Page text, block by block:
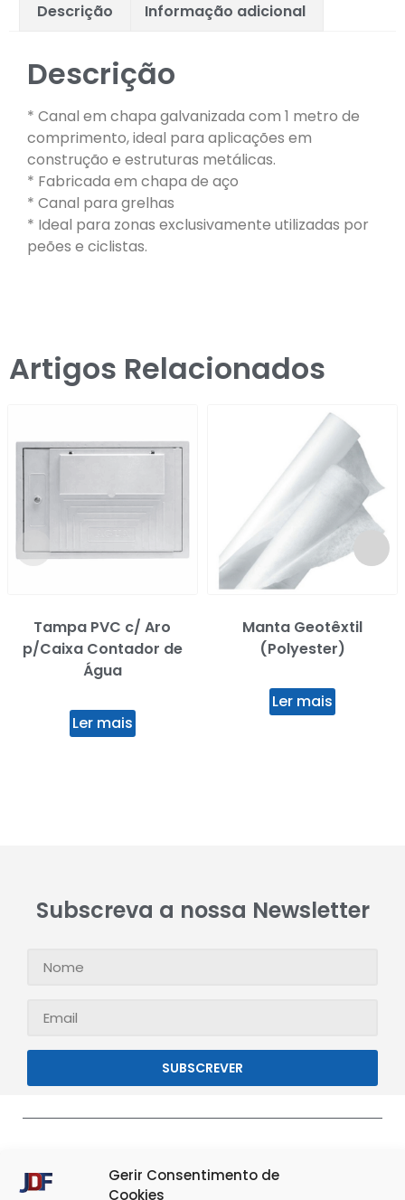
Gerir Consentimento de
Cookies
Descrição Informação adicional
Descrição
* Canal em chapa galvanizada com 1 metro de
comprimento, ideal para aplicações em
construção e estruturas metálicas.
* Fabricada em chapa de aço
* Canal para grelhas
* Ideal para zonas exclusivamente utilizadas por
peões e ciclistas.
Artigos Relacionados
Tampa PVC c/ Aro
p/Caixa Contador de
Água
Ler mais
Manta Geotêxtil
(Polyester)
Ler mais
Subscreva a nossa Newsletter
SUBSCREVER